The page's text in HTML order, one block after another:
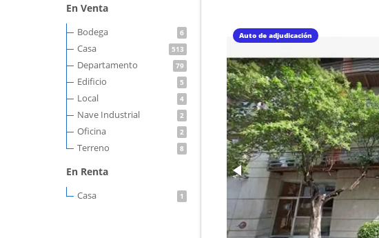
En Venta
Bodega 6
Casa 513
Departamento 79
Edificio 5
Local 4
Nave Industrial 2
Oficina 2
Terreno 8
En Renta
Casa 1
Auto de adjudicación